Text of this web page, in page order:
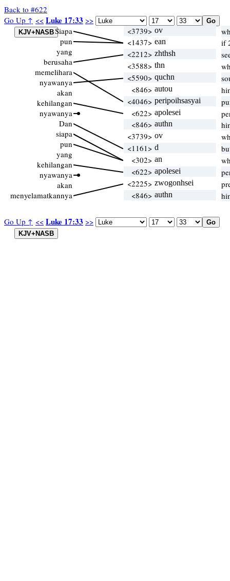
Back to #622
Go Up ↑ << Luke 17:33 >>
Go Up ↑ << Luke 17:33 >>
Siapa
pun
yang
berusaha
memelihara
nyawanya
akan
kehilangan
nyawanya
Dan
siapa
pun
yang
kehilangan
nyawanya
akan
menyelamatkannya
<3739> ov
<1437> ean
if
<2212> zhthsh
<3588> thn
<5590> quchn
<846> autou
<4046> peripoihsasyai
<622> apolesei
<846> authn
<3739> ov
<1161> d
<302> an
<622> apolesei
<2225> zwogonhsei
<846> authn